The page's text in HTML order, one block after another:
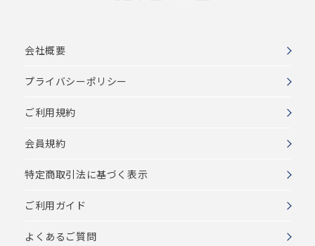
会社概要
プライバシーポリシー
ご利用規約
会員規約
特定商取引法に基づく表示
ご利用ガイド
よくあるご質問